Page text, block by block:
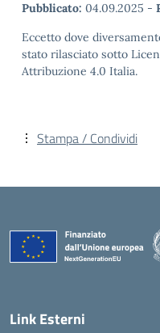
Pubblicato: 04.09.2025 -
Eccetto dove
stato rilasciato sotto
Attribuzione 4.0 Italia.
Stampa / Condividi
Link Esterni